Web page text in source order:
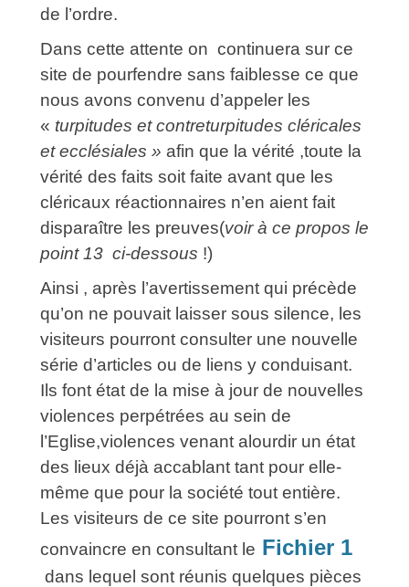
de l’ordre.
Dans cette attente on continuera sur ce
site de pourfendre sans faiblesse ce que
nous avons convenu d’appeler les
« turpitudes et contreturpitudes cléricales
et ecclésiales » afin que la vérité ,toute la
vérité des faits soit faite avant que les
cléricaux réactionnaires n’en aient fait
disparaître les preuves(voir à ce propos le
point 13 ci-dessous !)
Ainsi , après l’avertissement qui précède
qu’on ne pouvait laisser sous silence, les
visiteurs pourront consulter une nouvelle
série d’articles ou de liens y conduisant.
Ils font état de la mise à jour de nouvelles
violences perpétrées au sein de
l’Eglise,violences venant alourdir un état
des lieux déjà accablant tant pour elle-
même que pour la société tout entière.
Les visiteurs de ce site pourront s’en
convaincre en consultant le Fichier 1
dans lequel sont réunis quelques pièces